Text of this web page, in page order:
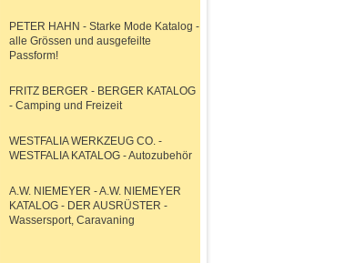
PETER HAHN - Starke Mode Katalog -
alle Grössen und ausgefeilte
Passform!
FRITZ BERGER - BERGER KATALOG
- Camping und Freizeit
WESTFALIA WERKZEUG CO. -
WESTFALIA KATALOG - Autozubehör
A.W. NIEMEYER - A.W. NIEMEYER
KATALOG - DER AUSRÜSTER -
Wassersport, Caravaning